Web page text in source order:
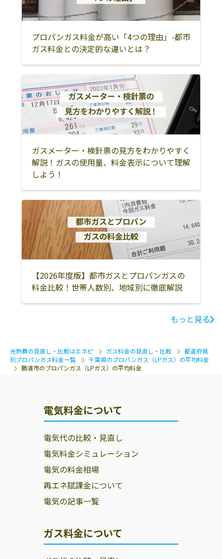
八街市
印西市
白井市
富里市
香取市
銚子市
匝瑳市
印旛郡栄町
香取郡神崎町
香取郡東庄町
香取郡多古町
東金市
山武市
勝浦市
いすみ市
山武郡九十九里
山武郡横芝光町 山武郡芝山町
長生郡一宮町 長生郡白子町
長生郡長柄町
夷隅郡大多喜町
夷隅郡御宿町
木更津市
君津市
富津市
鴨川市
館山市
南房総市
安房郡鋸南町
プロパンガス料金が高い「4つの理由」-都市
ガス料金との決定的な違いとは？
ガスメーター・検針票の見方をわかりやすく
解説！ガスの使用量、料金表示について理解
しよう！
【2026年度版】都市ガスとプロパンガスの
料金比較！世帯人数別、地域別に徹底解説
もっと見る
光熱費の見直し・比較はエネピ ガス料金の見直し・比較
都道府県
別プロパンガス料金一覧
千葉県のプロパンガス（LPガス）の平均料金
勝浦市のプロパンガス（LPガス）の平均料金
電気料金について
電気代の比較・見直し
電気料金シミュレーション
電気の料金相場
再エネ賦課金について
電気の記事一覧
ガス料金について